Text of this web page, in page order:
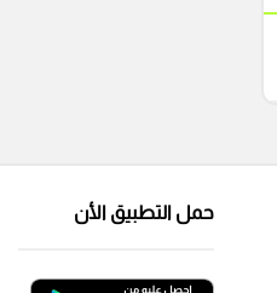
حمل التطبيق الأن